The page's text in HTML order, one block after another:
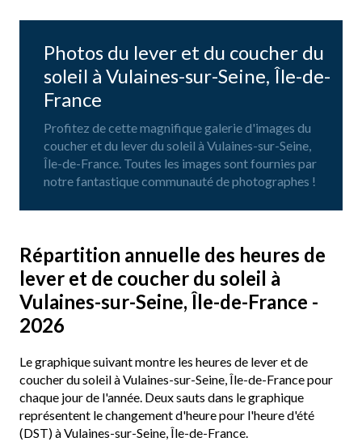
Photos du lever et du coucher du
soleil à Vulaines-sur-Seine, Île-de-
France
Profitez de cette magnifique galerie d'images du
coucher et du lever du soleil à Vulaines-sur-Seine,
Île-de-France. Toutes les images sont fournies par
notre fantastique communauté de photographes !
Répartition annuelle des heures de
lever et de coucher du soleil à
Vulaines-sur-Seine, Île-de-France -
2026
Le graphique suivant montre les heures de lever et de
coucher du soleil à Vulaines-sur-Seine, Île-de-France pour
chaque jour de l'année. Deux sauts dans le graphique
représentent le changement d'heure pour l'heure d'été
(DST) à Vulaines-sur-Seine, Île-de-France.